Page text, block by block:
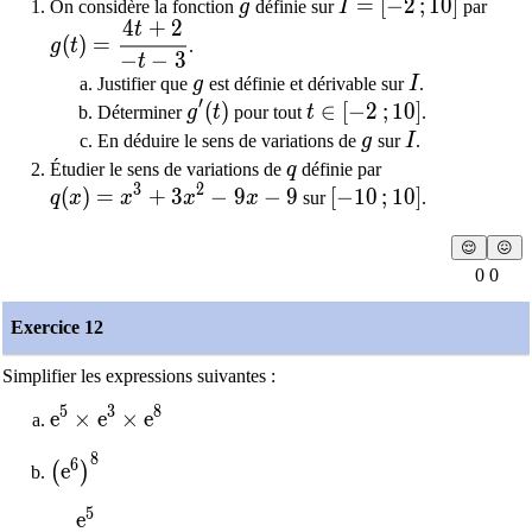
On considère la fonction g
g définie surI=[-2\,;10]
I = −2 ; 10 par
g(t)=\dfrac{4t+2}{-t-3}
g(t) =
−t − 3
4t + 2
.
Justifier que g
g est définie et dérivable surI
I.
Déterminer g'(t)
g′(t) pour tout t\in[-2\,;10]
t ∈ [−2 ; 10].
En déduire le sens de variations de g
g surI
I.
Étudier le sens de variations de q
qdéfinie par
q(x)=x^3+3x^2-9x-9
q(x) = x3 + 3x2 − 9x − 9 sur \left[-10\,;10\right]
[−10 ; 10].
😌 😖
0 0
Exercice 12
Simplifier les expressions suivantes :
\text{e}^5\times \text{e}^3 \times \text{e}^8
e5 × e3 × e8
\left( \text{e}^6 \right)^8
(e6)8
e5